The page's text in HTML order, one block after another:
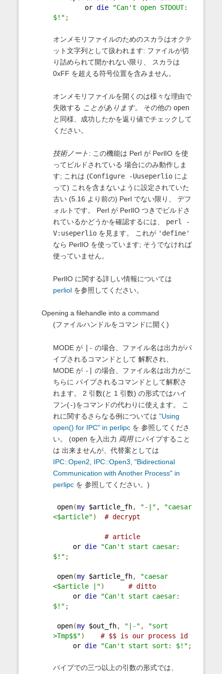
or die
"Can't open STDOUT:
$!" ;
オンメモリファイルのためのスカラはオクテ
ット文字列として扱われます: ファイルが切
り詰められて開かれない限り、 スカラは
0xFF を超える符号位置を含みません。
オンメモリファイルを開くのは様々な理由で
失敗する ことがあります。 その他の open
と同様、成功したかを返り値でチェックして
ください。
技術ノート : この機能は Perl が PerlIO を使
ってビルドされている 場合にのみ動作しま
す; これは (Configure -Uuseperlioによ
って) これを含まないように設定されていた
古い (5.16 より前の) Perl でない限り、 デフ
ォルトです。 Perl が PerlIO つきでビルドさ
れているかどうかを確認するには、 perl -
V:useperlioを見ます。 これが 'define'
なら PerlIO を使っています; そうでなければ
使っていません。
PerlIO に関する詳しい情報については
perliolを参照してください。
Opening a filehandle into a command
(ファイルハンドルをコマンドに開く)
MODE が |- の場合、ファイル名は出力がパ
イプされるコマンドとして 解釈され、
MODE が -| の場合、ファイル名は出力がこ
ちらに パイプされるコマンドとして解釈さ
れます。 2 引数(と 1 引数) の形式ではハイ
フン(-)をコマンドの代わりに使えます。 こ
れに関するさらなる例については "Using
open() for IPC" in perlipcを 参照してくださ
い。 (openを入出力 両用にパイプすること
は 出来ませんが、代替案としては
IPC::Open2
IPC::Open3 "Bidirectional
Communication with Another Process" in
perlipcを 参照してください。)
open(my $article_fh, "-|" ,
"caesar
<$article") # decrypt
# article
or die
"Can't start caesar:
$!" ;
open(my $article_fh,
"caesar
<$article |")
# ditto
or die
"Can't start caesar:
$!" ;
open(my $out_fh, "|-" ,
"sort
>Tmp$$")
# $$ is our process id
or die "Can't start sort: $!" ;
パイプでの三つ以上の引数の形式では、